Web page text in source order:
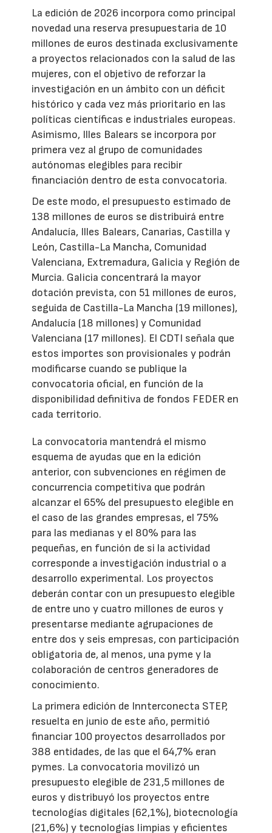
La edición de 2026 incorpora como principal
novedad una reserva presupuestaria de 10
millones de euros destinada exclusivamente
a proyectos relacionados con la salud de las
mujeres, con el objetivo de reforzar la
investigación en un ámbito con un déficit
histórico y cada vez más prioritario en las
políticas científicas e industriales europeas.
Asimismo, Illes Balears se incorpora por
primera vez al grupo de comunidades
autónomas elegibles para recibir
financiación dentro de esta convocatoria.
De este modo, el presupuesto estimado de
138 millones de euros se distribuirá entre
Andalucía, Illes Balears, Canarias, Castilla y
León, Castilla-La Mancha, Comunidad
Valenciana, Extremadura, Galicia y Región de
Murcia. Galicia concentrará la mayor
dotación prevista, con 51 millones de euros,
seguida de Castilla-La Mancha (19 millones),
Andalucía (18 millones) y Comunidad
Valenciana (17 millones). El CDTI señala que
estos importes son provisionales y podrán
modificarse cuando se publique la
convocatoria oficial, en función de la
disponibilidad definitiva de fondos FEDER en
cada territorio.
La convocatoria mantendrá el mismo
esquema de ayudas que en la edición
anterior, con subvenciones en régimen de
concurrencia competitiva que podrán
alcanzar el 65% del presupuesto elegible en
el caso de las grandes empresas, el 75%
para las medianas y el 80% para las
pequeñas, en función de si la actividad
corresponde a investigación industrial o a
desarrollo experimental. Los proyectos
deberán contar con un presupuesto elegible
de entre uno y cuatro millones de euros y
presentarse mediante agrupaciones de
entre dos y seis empresas, con participación
obligatoria de, al menos, una pyme y la
colaboración de centros generadores de
conocimiento.
La primera edición de Innterconecta STEP,
resuelta en junio de este año, permitió
financiar 100 proyectos desarrollados por
388 entidades, de las que el 64,7% eran
pymes. La convocatoria movilizó un
presupuesto elegible de 231,5 millones de
euros y distribuyó los proyectos entre
tecnologías digitales (62,1%), biotecnología
(21,6%) y tecnologías limpias y eficientes